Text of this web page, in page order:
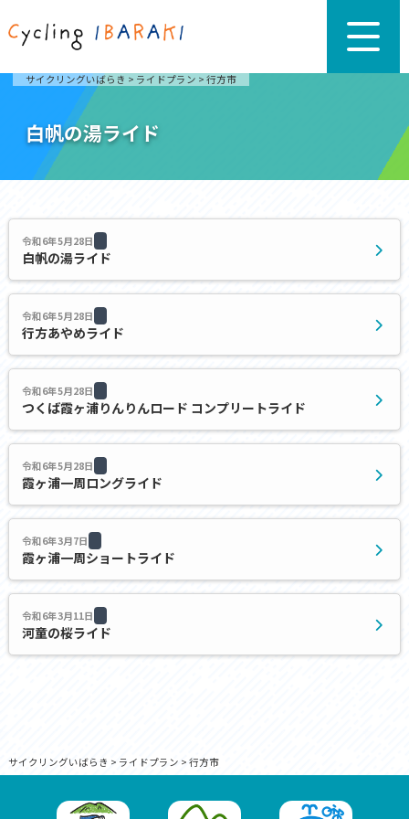
サイクリングいばらき > ライドプラン > 行方市
白帆の湯ライド
令和6年5月28日
白帆の湯ライド
令和6年5月28日
行方あやめライド
令和6年5月28日
つくば霞ヶ浦りんりんロード コンプリートライド
令和6年5月28日
霞ヶ浦一周ロングライド
令和6年3月7日
霞ヶ浦一周ショートライド
令和6年3月11日
河童の桜ライド
サイクリングいばらき > ライドプラン > 行方市